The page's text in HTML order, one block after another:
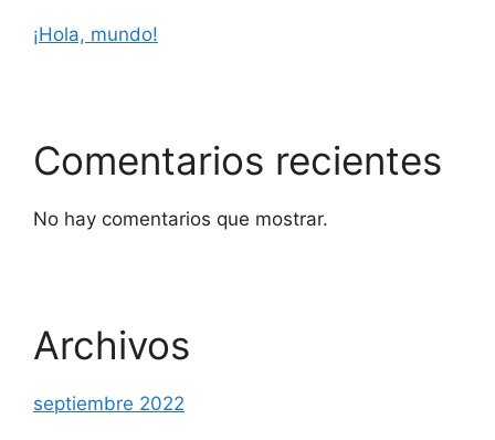
¡Hola, mundo!
Comentarios recientes
No hay comentarios que mostrar.
Archivos
septiembre 2022